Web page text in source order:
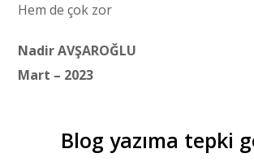
Hem de çok zor
Nadir AVŞAROĞLU
Mart – 2023
Blog yazıma tepki